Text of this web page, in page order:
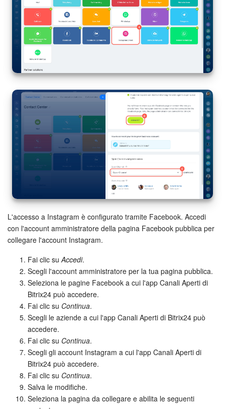
ACCEDI
L'accesso a Instagram è configurato tramite Facebook. Accedi
con l'account amministratore della pagina Facebook pubblica per
collegare l'account Instagram.
Fai clic suAccedi.
Scegli l'account amministratore per la tua pagina pubblica.
Seleziona le pagine Facebook a cui l'app Canali Aperti di
Bitrix24 può accedere.
Fai clic su Continua.
Scegli le aziende a cui l'app Canali Aperti di Bitrix24 può
accedere.
Fai clic su Continua.
Scegli gli account Instagram a cui l'app Canali Aperti di
Bitrix24 può accedere.
Fai clic su Continua.
Salva le modifiche.
Seleziona la pagina da collegare e abilita le seguenti